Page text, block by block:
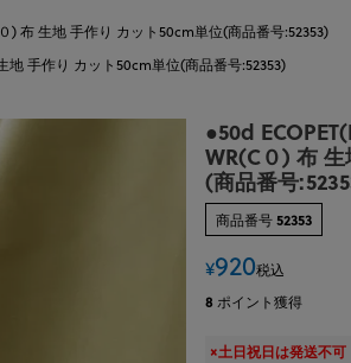
) 布 生地 手作り カット50cm単位(商品番号:52353)
地 手作り カット50cm単位(商品番号:52353)
●50d
WR(C０) 布
(商品番号
商品番号52353
¥920税込
8 ポイント獲得
×土日祝日は発送不可